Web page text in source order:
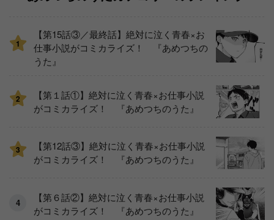
1
【第15話③／最終話】絶対に泣く青春×お
仕事小説がコミカライズ！ 『あめつちの
うた』
2
【第１話①】絶対に泣く青春×お仕事小説
がコミカライズ！ 『あめつちのうた』
3
【第12話③】絶対に泣く青春×お仕事小説
がコミカライズ！ 『あめつちのうた』
【第６話②】絶対に泣く青春×お仕事小説
がコミカライズ！ 『あめつちのうた』